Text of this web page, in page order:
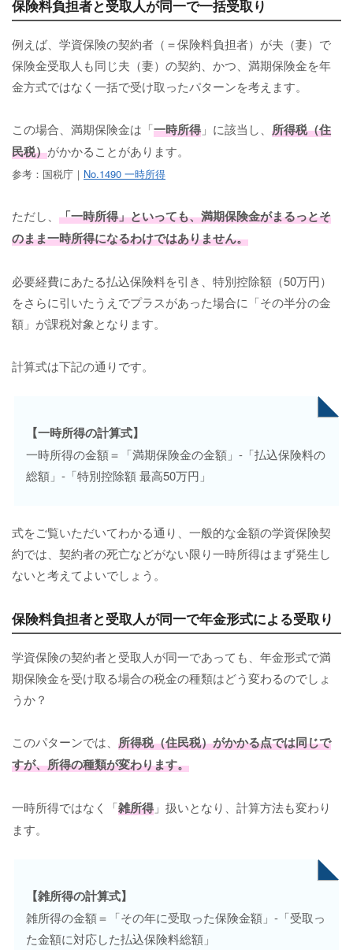
保険料負担者と受取人が同一で一括受取り
例えば、学資保険の契約者（＝保険料負担者）が夫（妻）で
保険金受取人も同じ夫（妻）の契約、かつ、満期保険金を年
金方式ではなく一括で受け取ったパターンを考えます。
この場合、満期保険金は「一時所得 」に該当し、 所得税（住
民税）がかかることがあります。
参考：国税庁｜ No.1490 一時所得
ただし、 「一時所得」といっても、満期保険金がまるっとそ
のまま一時所得になるわけではありません。
必要経費にあたる払込保険料を引き、特別控除額（50万円）
をさらに引いたうえでプラスがあった場合に「その半分の金
額」が課税対象となります。
計算式は下記の通りです。
【一時所得の計算式】
一時所得の金額＝「満期保険金の金額」-「払込保険料の
総額」-「特別控除額 最高50万円」
式をご覧いただいてわかる通り、一般的な金額の学資保険契
約では、契約者の死亡などがない限り一時所得はまず発生し
ないと考えてよいでしょう。
保険料負担者と受取人が同一で年金形式による受取り
学資保険の契約者と受取人が同一であっても、年金形式で満
期保険金を受け取る場合の税金の種類はどう変わるのでしょ
うか？
このパターンでは、 所得税（住民税）がかかる点では同じで
すが、所得の種類が変わります。
一時所得ではなく「雑所得 」扱いとなり、計算方法も変わり
ます。
【雑所得の計算式】
雑所得の金額＝「その年に受取った保険金額」-「受取っ
た金額に対応した払込保険料総額」